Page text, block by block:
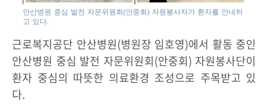
안산병원 중심 발전 자문위원회(안중회) 자원봉사자가 환자를 안내하
고 있다.
근로복지공단 안산병원(병원장 임호영)에서 활동 중인
안산병원 중심 발전 자문위원회(안중회) 자원봉사단이
환자 중심의 따뜻한 의료환경 조성으로 주목받고 있
다.